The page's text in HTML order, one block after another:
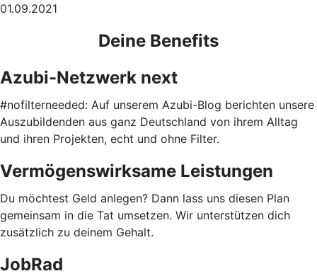
01.09.2021
Deine Benefits
Azubi-Netzwerk next
#nofilterneeded: Auf unserem Azubi-Blog berichten unsere
Auszubildenden aus ganz Deutschland von ihrem Alltag
und ihren Projekten, echt und ohne Filter.
Vermögenswirksame Leistungen
Du möchtest Geld anlegen? Dann lass uns diesen Plan
gemeinsam in die Tat umsetzen. Wir unterstützen dich
zusätzlich zu deinem Gehalt.
JobRad